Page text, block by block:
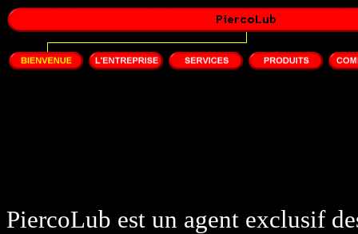
PiercoLub est un agent exclusif